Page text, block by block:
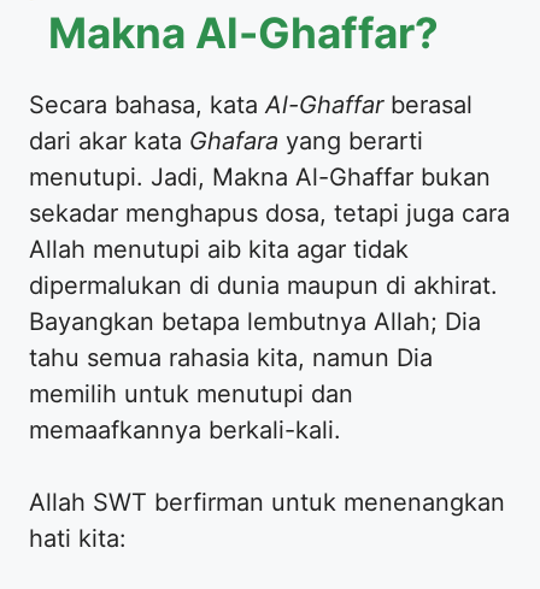
Makna Al-Ghaffar?
Secara bahasa, kata Al-Ghaffarberasal
dari akar kata Ghafara yang berarti
menutupi. Jadi, Makna Al-Ghaffar bukan
sekadar menghapus dosa, tetapi juga cara
Allah menutupi aib kita agar tidak
dipermalukan di dunia maupun di akhirat.
Bayangkan betapa lembutnya Allah; Dia
tahu semua rahasia kita, namun Dia
memilih untuk menutupi dan
memaafkannya berkali-kali.
Allah SWT berfirman untuk menenangkan
hati kita: